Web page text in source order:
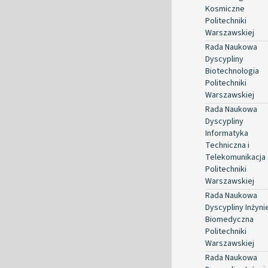
Kosmiczne
Politechniki
Warszawskiej
Rada Naukowa
Dyscypliny
Biotechnologia
Politechniki
Warszawskiej
Rada Naukowa
Dyscypliny
Informatyka
Techniczna i
Telekomunikacja
Politechniki
Warszawskiej
Rada Naukowa
Dyscypliny
Biomedyczna
Politechniki
Warszawskiej
Rada Naukowa